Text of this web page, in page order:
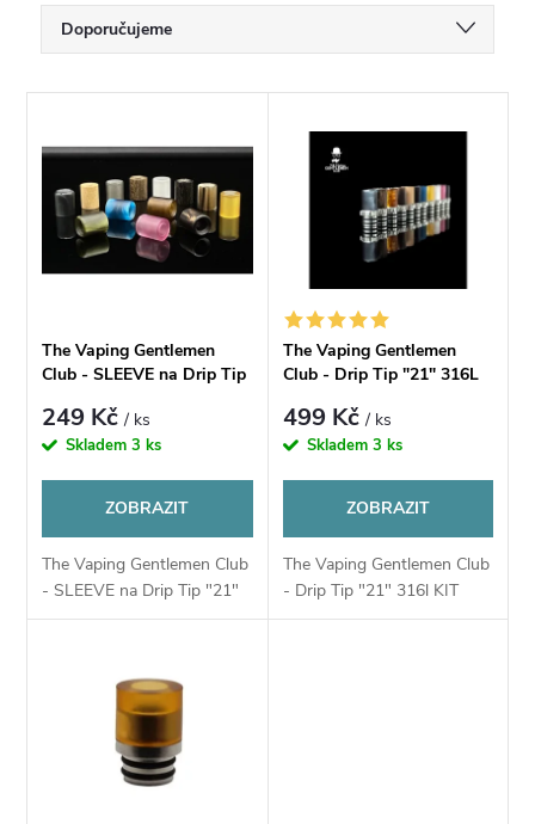
Ř
a
z
e
n
í
p
r
d
u
Doporučujeme
Nejprodávanější
Abecedně
ý
p
s
p
r
o
d
The Vaping Gentlemen
Club - SLEEVE na Drip Tip
249 Kč/ ks
Skladem3 ks
ZOBRAZIT
The Vaping Gentlemen Club
- SLEEVE na Drip Tip "21"
The Vaping Gentlemen
Club - Drip Tip "21" 316L
499 Kč/ ks
Skladem 3 ks
ZOBRAZIT
The Vaping Gentlemen Club
- Drip Tip "21" 316l KIT